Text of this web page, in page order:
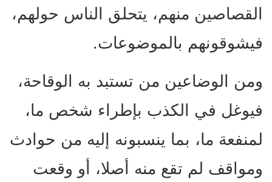
القصاصين منهم، يتحلق الناس حولهم،
فيشوقونهم بالموضوعات.
ومن الوضاعين من تستبد به الوقاحة،
فيوغل في الكذب بإطراء شخص ما،
لمنفعة ما، بما ينسبونه إليه من حوادث
ومواقف لم تقع منه أصلا، أو وقعت